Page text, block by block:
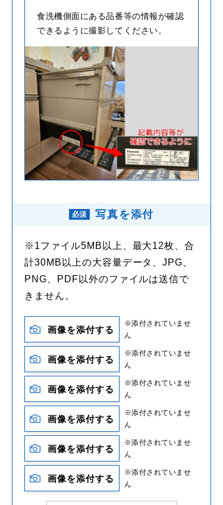
食洗機側面にある品番等の情報が確認
できるように撮影してください。
写真を添付
※1ファイル5MB以上、最大12枚、合
計30MB以上の大容量データ、JPG、
PNG、PDF以外のファイルは送信で
きません。
画像を添付する
※添付されていませ
ん
画像を添付する
※添付されていませ
ん
画像を添付する
※添付されていませ
ん
画像を添付する
※添付されていませ
ん
画像を添付する
※添付されていませ
ん
画像を添付する
※添付されていませ
ん